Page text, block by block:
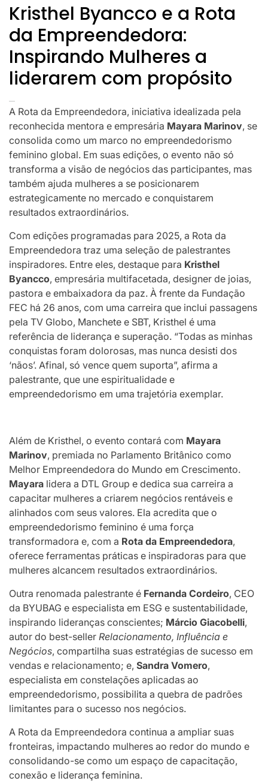
Kristhel Byancco e a Rota
da Empreendedora:
Inspirando Mulheres a
liderarem com propósito
A Rota da Empreendedora, iniciativa idealizada pela
reconhecida mentora e empresária Mayara Marinov, se
consolida como um marco no empreendedorismo
feminino global. Em suas edições, o evento não só
transforma a visão de negócios das participantes, mas
também ajuda mulheres a se posicionarem
estrategicamente no mercado e conquistarem
resultados extraordinários.
Com edições programadas para 2025, a Rota da
Empreendedora traz uma seleção de palestrantes
inspiradores. Entre eles, destaque para Kristhel
Byancco, empresária multifacetada, designer de joias,
pastora e embaixadora da paz. À frente da Fundação
FEC há 26 anos, com uma carreira que inclui passagens
pela TV Globo, Manchete e SBT, Kristhel é uma
referência de liderança e superação. “Todas as minhas
conquistas foram dolorosas, mas nunca desisti dos
‘nãos’. Afinal, só vence quem suporta”, afirma a
palestrante, que une espiritualidade e
empreendedorismo em uma trajetória exemplar.
Além de Kristhel, o evento contará com Mayara
Marinov, premiada no Parlamento Britânico como
Melhor Empreendedora do Mundo em Crescimento.
Mayara lidera a DTL Group e dedica sua carreira a
capacitar mulheres a criarem negócios rentáveis e
alinhados com seus valores. Ela acredita que o
empreendedorismo feminino é uma força
transformadora e, com a Rota da Empreendedora,
oferece ferramentas práticas e inspiradoras para que
mulheres alcancem resultados extraordinários.
Outra renomada palestrante é Fernanda Cordeiro, CEO
da BYUBAG e especialista em ESG e sustentabilidade,
inspirando lideranças conscientes; Márcio Giacobelli,
autor do best-seller Relacionamento, Influência e
Negócios, compartilha suas estratégias de sucesso em
vendas e relacionamento; e, Sandra Vomero,
especialista em constelações aplicadas ao
empreendedorismo, possibilita a quebra de padrões
limitantes para o sucesso nos negócios.
A Rota da Empreendedora continua a ampliar suas
fronteiras, impactando mulheres ao redor do mundo e
consolidando-se como um espaço de capacitação,
conexão e liderança feminina.